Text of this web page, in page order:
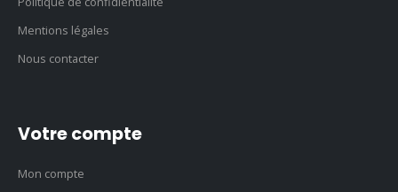
Mentions légales
Nous contacter
Votre compte
Mon compte